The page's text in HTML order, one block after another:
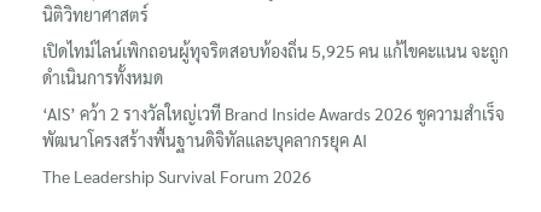
นิติวิทยาศาสตร์
เปิดไทม์ไลน์เพิกถอนผู้ทุจริตสอบท้องถิ่น 5,925 คน แก้ไขคะแนน จะถูก
ดำเนินการทั้งหมด
‘AIS’ คว้า 2 รางวัลใหญ่เวที Brand Inside Awards 2026 ชูความสำเร็จ
พัฒนาโครงสร้างพื้นฐานดิจิทัลและบุคลากรยุค AI
The Leadership Survival Forum 2026